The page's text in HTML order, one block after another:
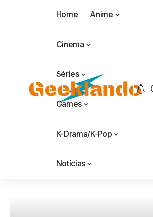
Home Anime
Cinema
Séries
Games
K-Drama/K-Pop
Notícias